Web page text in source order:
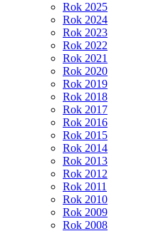
Rok 2025
Rok 2024
Rok 2023
Rok 2022
Rok 2021
Rok 2020
Rok 2019
Rok 2018
Rok 2017
Rok 2016
Rok 2015
Rok 2014
Rok 2013
Rok 2012
Rok 2011
Rok 2010
Rok 2009
Rok 2008